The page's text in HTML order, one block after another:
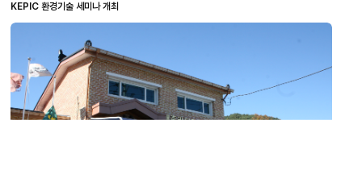
KEPIC 환경기술 세미나 개최